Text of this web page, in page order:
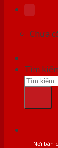
Chưa
Tìm
Nơi bán